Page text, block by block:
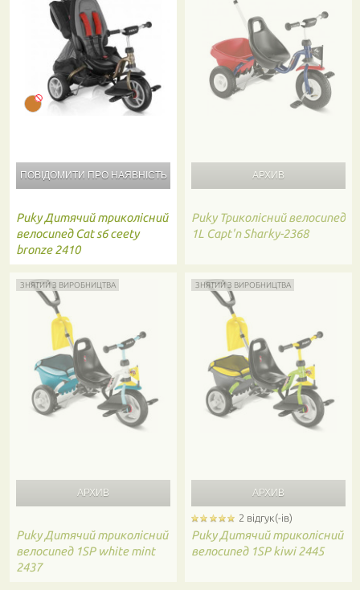
ПОВІДОМИТИ ПРО НАЯВНІСТЬ
Puky Дитячий триколісний
велосипед Сat s6 ceety
bronze 2410
Puky Триколісний велосипед
1L Capt'n Sharky-2368
ЗНЯТИЙ З ВИРОБНИЦТВА
Puky Дитячий триколісний
велосипед 1SP white mint
2437
ЗНЯТИЙ З ВИРОБНИЦТВА
2 відгук(-ів)
Puky Дитячий триколісний
велосипед 1SP kiwi 2445